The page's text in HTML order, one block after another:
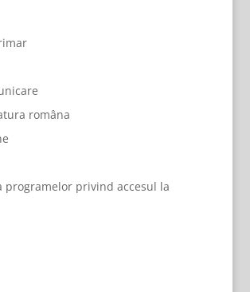
româna
programelor privind accesul la